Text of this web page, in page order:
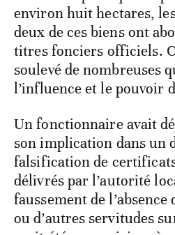
environ huit hectares,
deux de ces biens ont
titres fonciers officiels.
soulevé de nombreuses
l’influence et le pouvoir
Un fonctionnaire avait
son implication dans un
falsification de
délivrés par l’autorité
faussement de l’absence
ou d’autres servitudes